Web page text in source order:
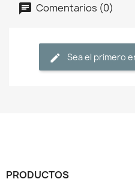
Comentarios (0)
Sea el primero
PRODUCTOS